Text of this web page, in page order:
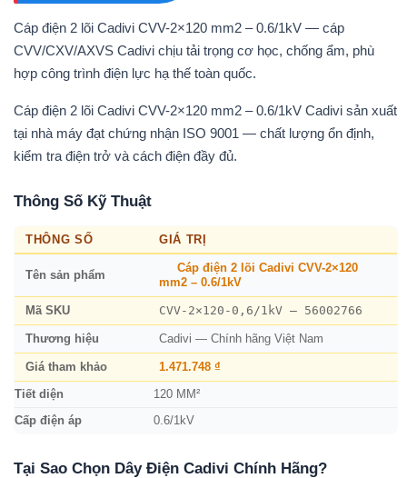
Cáp điện 2 lõi Cadivi CVV-2×120 mm2 – 0.6/1kV — cáp
CVV/CXV/AXVS Cadivi chịu tải trọng cơ học, chống ẩm, phù
hợp công trình điện lực hạ thế toàn quốc.
Cáp điện 2 lõi Cadivi CVV-2×120 mm2 – 0.6/1kV Cadivi sản xuất
tại nhà máy đạt chứng nhận ISO 9001 — chất lượng ổn định,
kiểm tra điện trở và cách điện đầy đủ.
Thông Số Kỹ Thuật
THÔNG SỐ GIÁ TRỊ
Tên sản phẩm
Cáp điện 2 lõi Cadivi CVV-2×120
mm2 – 0.6/1kV
Mã SKU CVV-2×120-0,6/1kV – 56002766
Thương hiệu Cadivi — Chính hãng Việt Nam
Giá tham khảo 1.471.748 ₫
Tiết diện 120 MM²
Cấp điện áp 0.6/1kV
Tại Sao Chọn Dây Điện Cadivi Chính Hãng?